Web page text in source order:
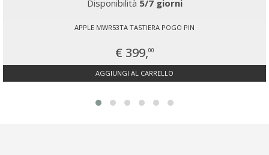
Disponibilità 5/7 giorni
APPLE MWR53TA TASTIERA POGO PIN
€ 399,00
AGGIUNGI AL CARRELLO